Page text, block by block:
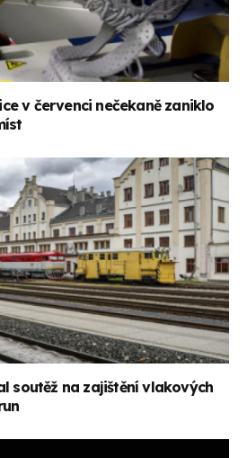
v červenci nečekaně zaniklo
soutěž na zajištění vlakových